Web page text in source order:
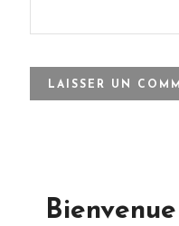
Bienvenue